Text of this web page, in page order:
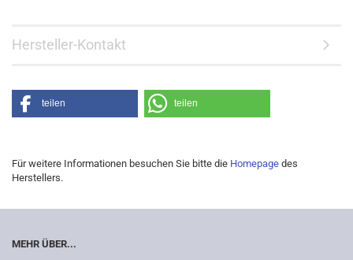
Hersteller-Kontakt
teilen teilen
Für weitere Informationen besuchen Sie bitte die Homepage des
Herstellers.
MEHR ÜBER...